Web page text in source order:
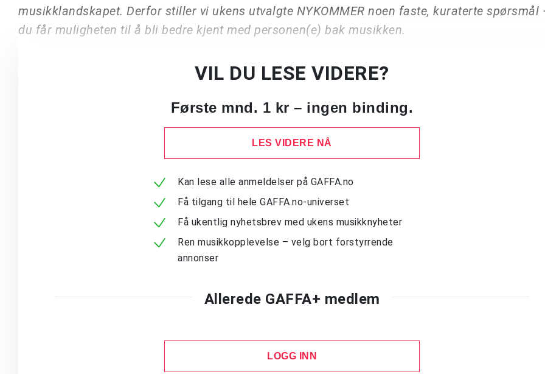
musikklandskapet. Derfor stiller vi ukens utvalgte NYKOMMER noen faste, kuraterte spørsmål
du får muligheten til å bli bedre kjent med personen(e) bak musikken.
VIL DU LESE VIDERE?
Første mnd. 1 kr – ingen binding.
LES VIDERE NÅ
Kan lese alle anmeldelser på GAFFA.no
Få tilgang til hele GAFFA.no-universet
Få ukentlig nyhetsbrev med ukens musikknyheter
Ren musikkopplevelse – velg bort forstyrrende
annonser
Allerede GAFFA+ medlem
LOGG INN